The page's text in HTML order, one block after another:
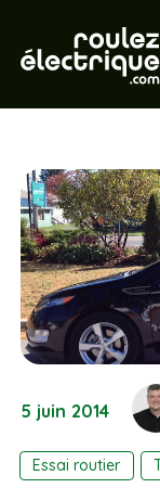
5 juin 2014
Essai routier